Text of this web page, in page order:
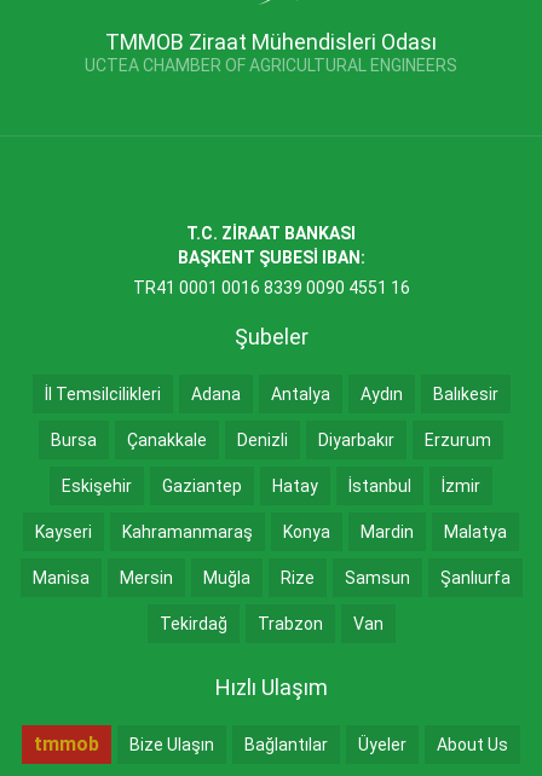
TMMOB Ziraat Mühendisleri Odası
UCTEA CHAMBER OF AGRICULTURAL ENGINEERS
T.C. ZİRAAT BANKASI
BAŞKENT ŞUBESİ IBAN:
TR41 0001 0016 8339 0090 4551 16
Şubeler
İl Temsilcilikleri Adana Antalya Aydın Balıkesir
Bursa Çanakkale Denizli Diyarbakır Erzurum
Eskişehir Gaziantep Hatay İstanbul İzmir
Kayseri Kahramanmaraş Konya Mardin Malatya
Manisa Mersin Muğla Rize Samsun Şanlıurfa
Tekirdağ Trabzon Van
Hızlı Ulaşım
tmmob Bize Ulaşın Bağlantılar Üyeler About Us